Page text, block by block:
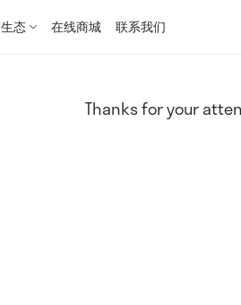
生态 在线商城 联系我们
Thanks for your